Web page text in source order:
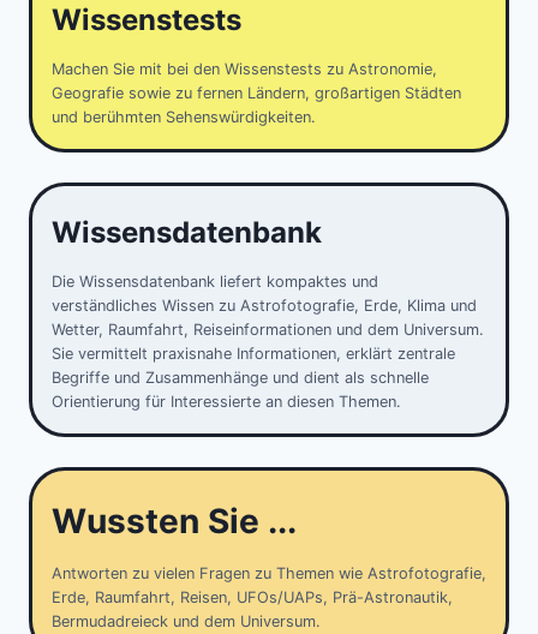
Wissenstests
Machen Sie mit bei den Wissenstests zu Astronomie,
Geografie sowie zu fernen Ländern, großartigen Städten
und berühmten Sehenswürdigkeiten.
Wissensdatenbank
Die Wissensdatenbank liefert kompaktes und
verständliches Wissen zu Astrofotografie, Erde, Klima und
Wetter, Raumfahrt, Reiseinformationen und dem Universum.
Sie vermittelt praxisnahe Informationen, erklärt zentrale
Begriffe und Zusammenhänge und dient als schnelle
Orientierung für Interessierte an diesen Themen.
Wussten Sie ...
Antworten zu vielen Fragen zu Themen wie Astrofotografie,
Erde, Raumfahrt, Reisen, UFOs/UAPs, Prä-Astronautik,
Bermudadreieck und dem Universum.